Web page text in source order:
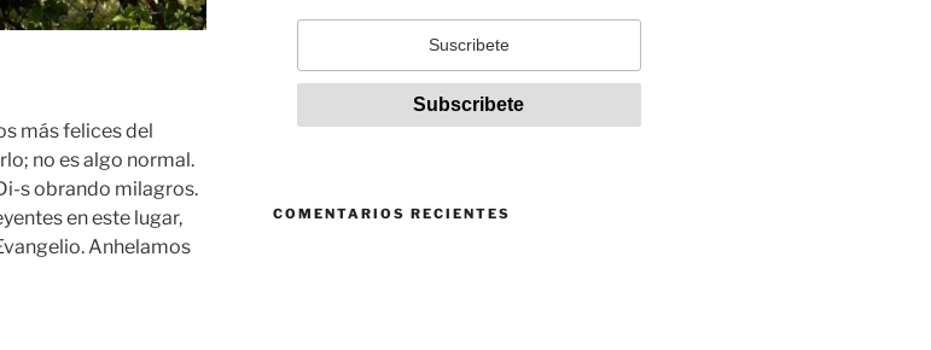
más felices del
no es algo normal.
s obrando milagros.
en este lugar,
Anhelamos
COMENTARIOS RECIENTES